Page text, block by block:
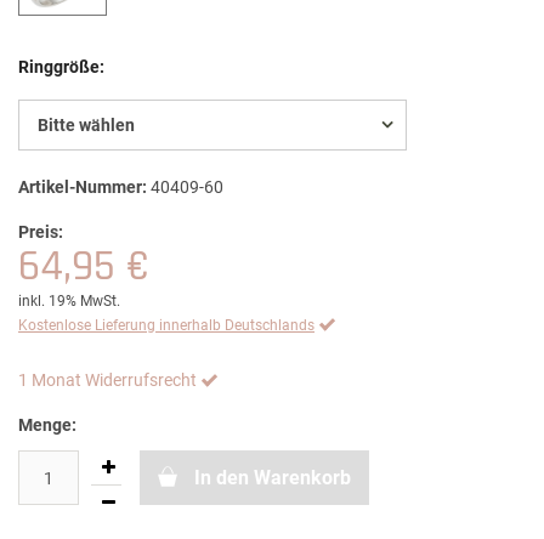
Ringgröße:
Bitte wählen
Artikel-Nummer: 40409-60
Preis:
64,95 €
inkl. 19% MwSt.
Kostenlose Lieferung innerhalb Deutschlands
1 Monat Widerrufsrecht
Menge:
In den Warenkorb